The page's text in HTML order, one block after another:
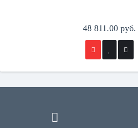
48 811.00 руб.